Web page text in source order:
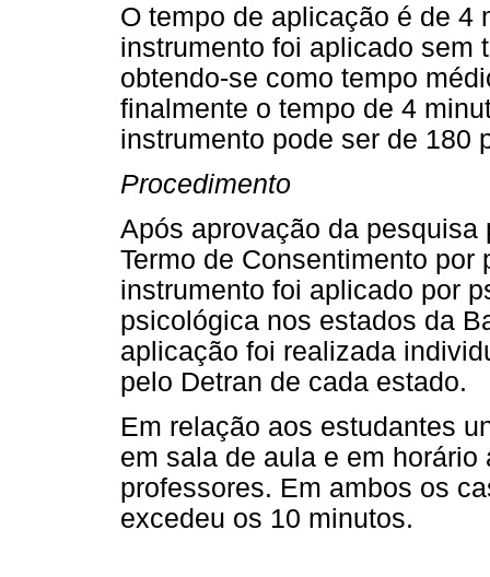
O tempo de aplicação é de 4
instrumento foi aplicado sem
obtendo-se como tempo
finalmente o tempo de 4
instrumento pode ser de 180
Procedimento
Após aprovação da
Termo de Consentimento por
instrumento foi aplicado por
psicológica nos estados da
aplicação foi realizada
pelo Detran de cada estado.
Em relação aos estudantes
em sala de aula e em
professores. Em ambos os
excedeu os 10 minutos.